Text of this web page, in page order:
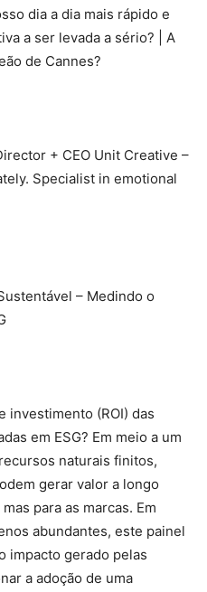
dia a dia mais rápido e
a ser levada a sério? | A
de Cannes?
+ CEO Unit Creative –
Specialist in emotional
– Medindo o
investimento (ROI) das
em ESG? Em meio a um
naturais finitos,
gerar valor a longo
para as marcas. Em
abundantes, este painel
impacto gerado pelas
a adoção de uma